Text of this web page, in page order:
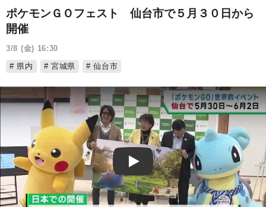
ポケモンＧＯフェスト 仙台市で５月３０日から
開催
3/8 (金) 16:30
県内
宮城県 仙台市
Play